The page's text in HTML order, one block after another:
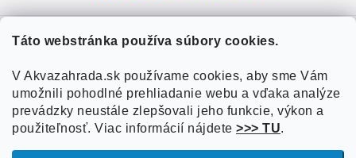
Táto webstránka používa súbory cookies.
V Akvazahrada.sk používame cookies, aby sme Vám
umožnili pohodlné prehliadanie webu a vďaka analýze
prevádzky neustále zlepšovali jeho funkcie, výkon a
použiteľnosť. Viac informácií nájdete >>> TU.
e
Zákaznícky servis
Doprava a platba
Obchodné podmienky
Užitočné informácie
O nás
Referencie
Overené zákazníkmi